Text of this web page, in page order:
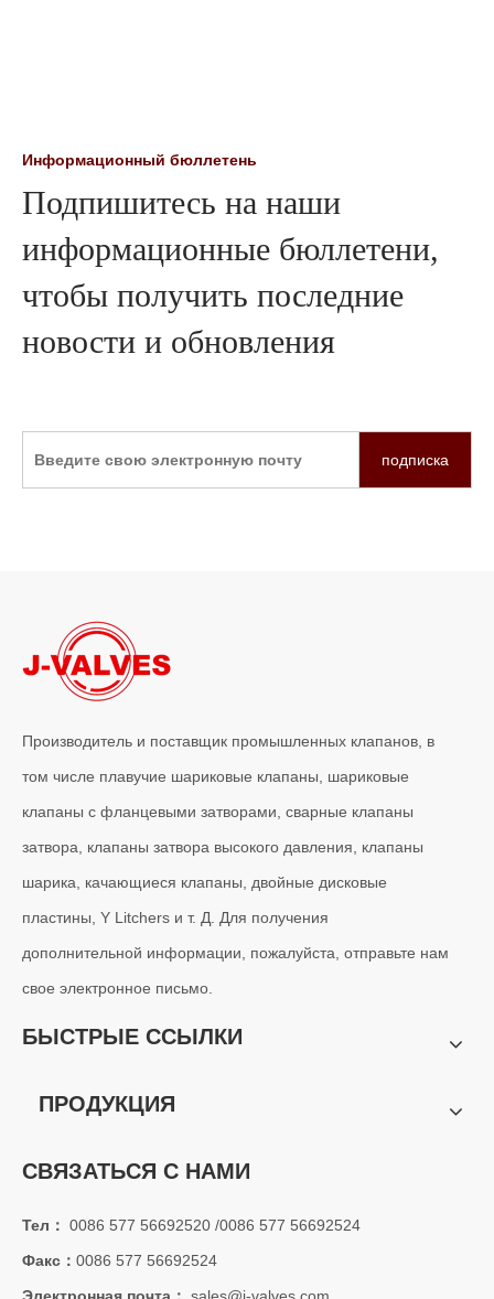
Информационный бюллетень
Подпишитесь на наши
информационные бюллетени,
чтобы получить последние
новости и обновления
подписка
Производитель и поставщик промышленных клапанов, в
том числе плавучие шариковые клапаны, шариковые
клапаны с фланцевыми затворами, сварные клапаны
затвора, клапаны затвора высокого давления, клапаны
шарика, качающиеся клапаны, двойные дисковые
пластины, Y Litchers и т. Д. Для получения
дополнительной информации, пожалуйста, отправьте нам
свое электронное письмо.
БЫСТРЫЕ ССЫЛКИ
ПРОДУКЦИЯ
СВЯЗАТЬСЯ С НАМИ
Тел： 0086 577 56692520 /0086 577 56692524
Факс： 0086 577 56692524